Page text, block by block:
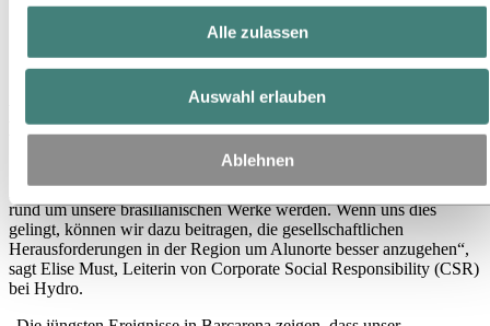
Alle zulassen
Auswahl erlauben
Ablehnen
Medien
Barcarena
Vertrauensbildung in Barcarena
„Wir müssen ein noch zuverlässigerer Partner für die Öffentlichkeit
rund um unsere brasilianischen Werke werden. Wenn uns dies
gelingt, können wir dazu beitragen, die gesellschaftlichen
Herausforderungen in der Region um Alunorte besser anzugehen“,
sagt Elise Must, Leiterin von Corporate Social Responsibility (CSR)
bei Hydro.